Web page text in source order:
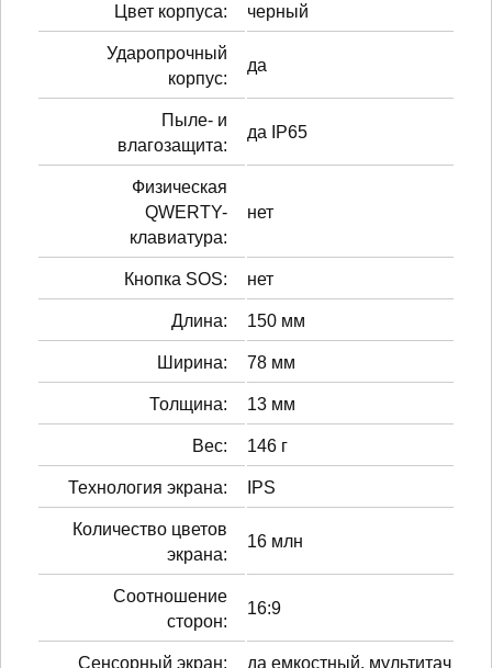
Цвет корпуса: черный
Ударопрочный
корпус:
да
Пыле- и
влагозащита:
да IP65
Физическая
QWERTY-
клавиатура:
нет
Кнопка SOS: нет
Длина: 150 мм
Ширина: 78 мм
Толщина: 13 мм
Вес: 146 г
Технология экрана: IPS
Количество цветов
экрана:
16 млн
Соотношение
сторон:
16:9
Сенсорный экран: да емкостный, мультитач